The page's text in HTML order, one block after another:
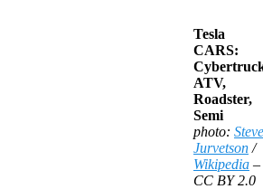
Tesla
CARS:
ATV,
Roadster,
Semi
photo: Steve
Jurvetson /
Wikipedia –
CC BY 2.0